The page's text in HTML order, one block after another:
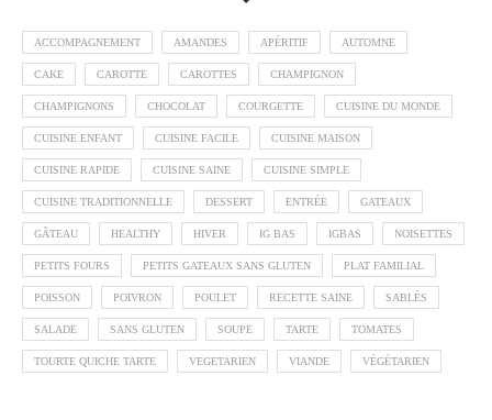
ACCOMPAGNEMENT AMANDES APÉRITIF AUTOMNE
CAKE CAROTTE CAROTTES CHAMPIGNON
CHAMPIGNONS CHOCOLAT COURGETTE CUISINE DU MONDE
CUISINE ENFANT CUISINE FACILE CUISINE MAISON
CUISINE RAPIDE CUISINE SAINE CUISINE SIMPLE
CUISINE TRADITIONNELLE DESSERT ENTRÉE GATEAUX
GÂTEAU HEALTHY HIVER IG BAS IGBAS NOISETTES
PETITS FOURS PETITS GATEAUX SANS GLUTEN PLAT FAMILIAL
POISSON POIVRON POULET RECETTE SAINE SABLÉS
SALADE SANS GLUTEN SOUPE TARTE TOMATES
TOURTE QUICHE TARTE VEGETARIEN VIANDE VÉGÉTARIEN